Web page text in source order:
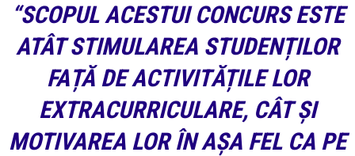
“SCOPUL ACESTUI CONCURS ESTE
ATÂT STIMULAREA STUDENȚILOR
FAȚĂ DE ACTIVITĂȚILE LOR
EXTRACURRICULARE, CÂT ȘI
MOTIVAREA LOR ÎN AȘA FEL CA PE